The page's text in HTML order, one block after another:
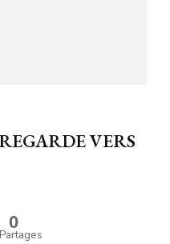
VERS
0
Partages